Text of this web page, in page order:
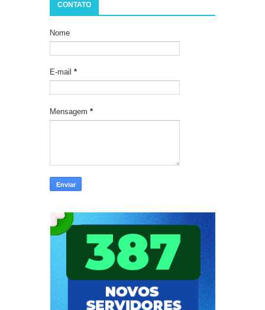
CONTATO
Nome
E-mail *
Mensagem *